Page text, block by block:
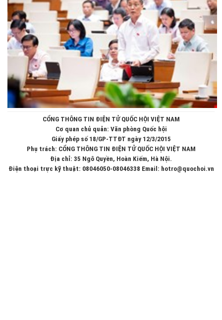
CỔNG THÔNG TIN ĐIỆN TỬ QUỐC HỘI VIỆT NAM
Cơ quan chủ quản: Văn phòng Quốc hội
Giấy phép số 18/GP-TTĐT ngày 12/3/2015
Phụ trách: CỔNG THÔNG TIN ĐIỆN TỬ QUỐC HỘI VIỆT NAM
Địa chỉ: 35 Ngô Quyền, Hoàn Kiếm, Hà Nội.
Điện thoại trực kỹ thuật: 08046050-08046338 Email: hotro@quochoi.vn